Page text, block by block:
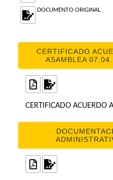
DOCUMENTO ORIGINAL
CERTIFICADO
ASAMBLEA
CERTIFICADO ACUERDO